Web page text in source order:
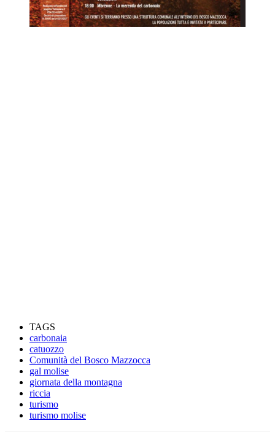
TAGS
carbonaia
catuozzo
Comunità del Bosco Mazzocca
gal molise
giornata della montagna
riccia
turismo
turismo molise